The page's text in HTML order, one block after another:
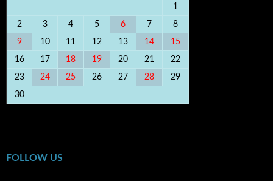
1
2 3 4 5 6 7 8
9 10 11 12 13 14 15
16 17 18 19 20 21 22
23 24 25 26 27 28 29
30
FOLLOW US